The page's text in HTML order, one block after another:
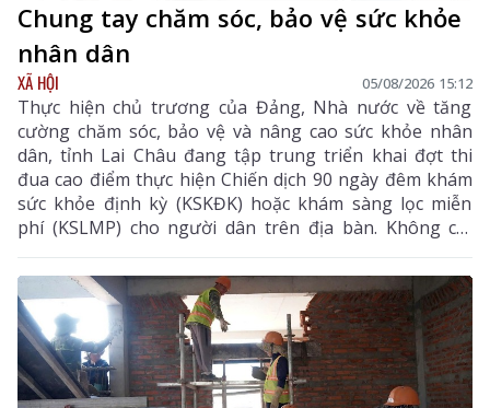
Chung tay chăm sóc, bảo vệ sức khỏe
nhân dân
XÃ HỘI 05/08/2026 15:12
Thực hiện chủ trương của Đảng, Nhà nước về tăng
cường chăm sóc, bảo vệ và nâng cao sức khỏe nhân
dân, tỉnh Lai Châu đang tập trung triển khai đợt thi
đua cao điểm thực hiện Chiến dịch 90 ngày đêm khám
sức khỏe định kỳ (KSKĐK) hoặc khám sàng lọc miễn
phí (KSLMP) cho người dân trên địa bàn. Không chỉ
góp phần phát hiện sớm bệnh tật, nâng cao chất
lượng chăm sóc sức khỏe (CSSK) ban đầu, chương
trình còn lan tỏa tinh thần trách nhiệm, y đức và sự
tận tâm của đội ngũ cán bộ y tế, hướng tới mục tiêu
mọi người dân đều được tiếp cận dịch vụ y tế công
bằng, chất lượng và nhân văn.